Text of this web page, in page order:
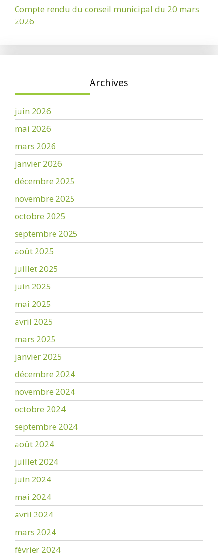
Compte rendu du conseil municipal du 20 mars
2026
Archives
juin 2026
mai 2026
mars 2026
janvier 2026
décembre 2025
novembre 2025
octobre 2025
septembre 2025
août 2025
juillet 2025
juin 2025
mai 2025
avril 2025
mars 2025
janvier 2025
décembre 2024
novembre 2024
octobre 2024
septembre 2024
août 2024
juillet 2024
juin 2024
mai 2024
avril 2024
mars 2024
février 2024